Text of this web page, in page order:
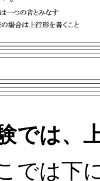
では、
では下